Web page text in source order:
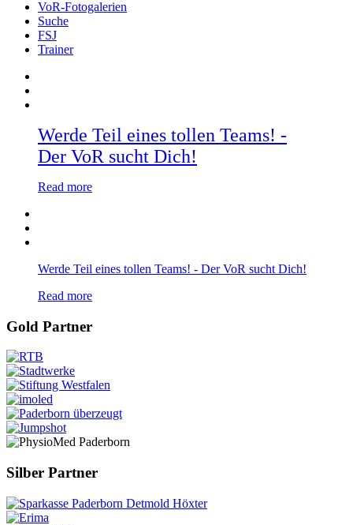
VoR-Fotogalerien
Suche
FSJ
Trainer
Werde Teil eines tollen Teams! -
Der VoR sucht Dich!
Read more
Werde Teil eines tollen Teams! - Der VoR sucht Dich!
Read more
Gold Partner
Silber Partner